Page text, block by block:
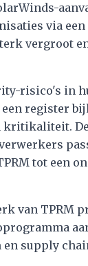
via
vergroot
risico's in
register
tot een
van TPRM
supply